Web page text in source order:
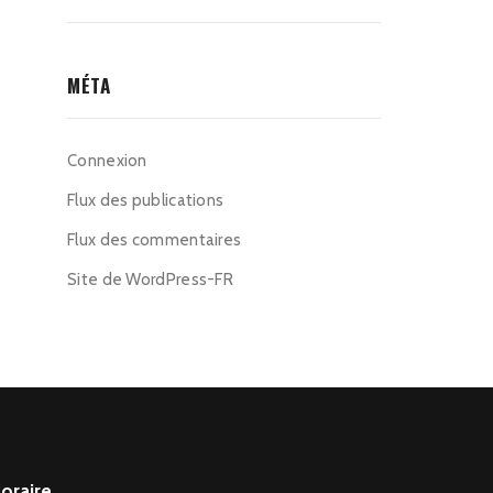
MÉTA
Connexion
Flux des publications
Flux des commentaires
Site de WordPress-FR